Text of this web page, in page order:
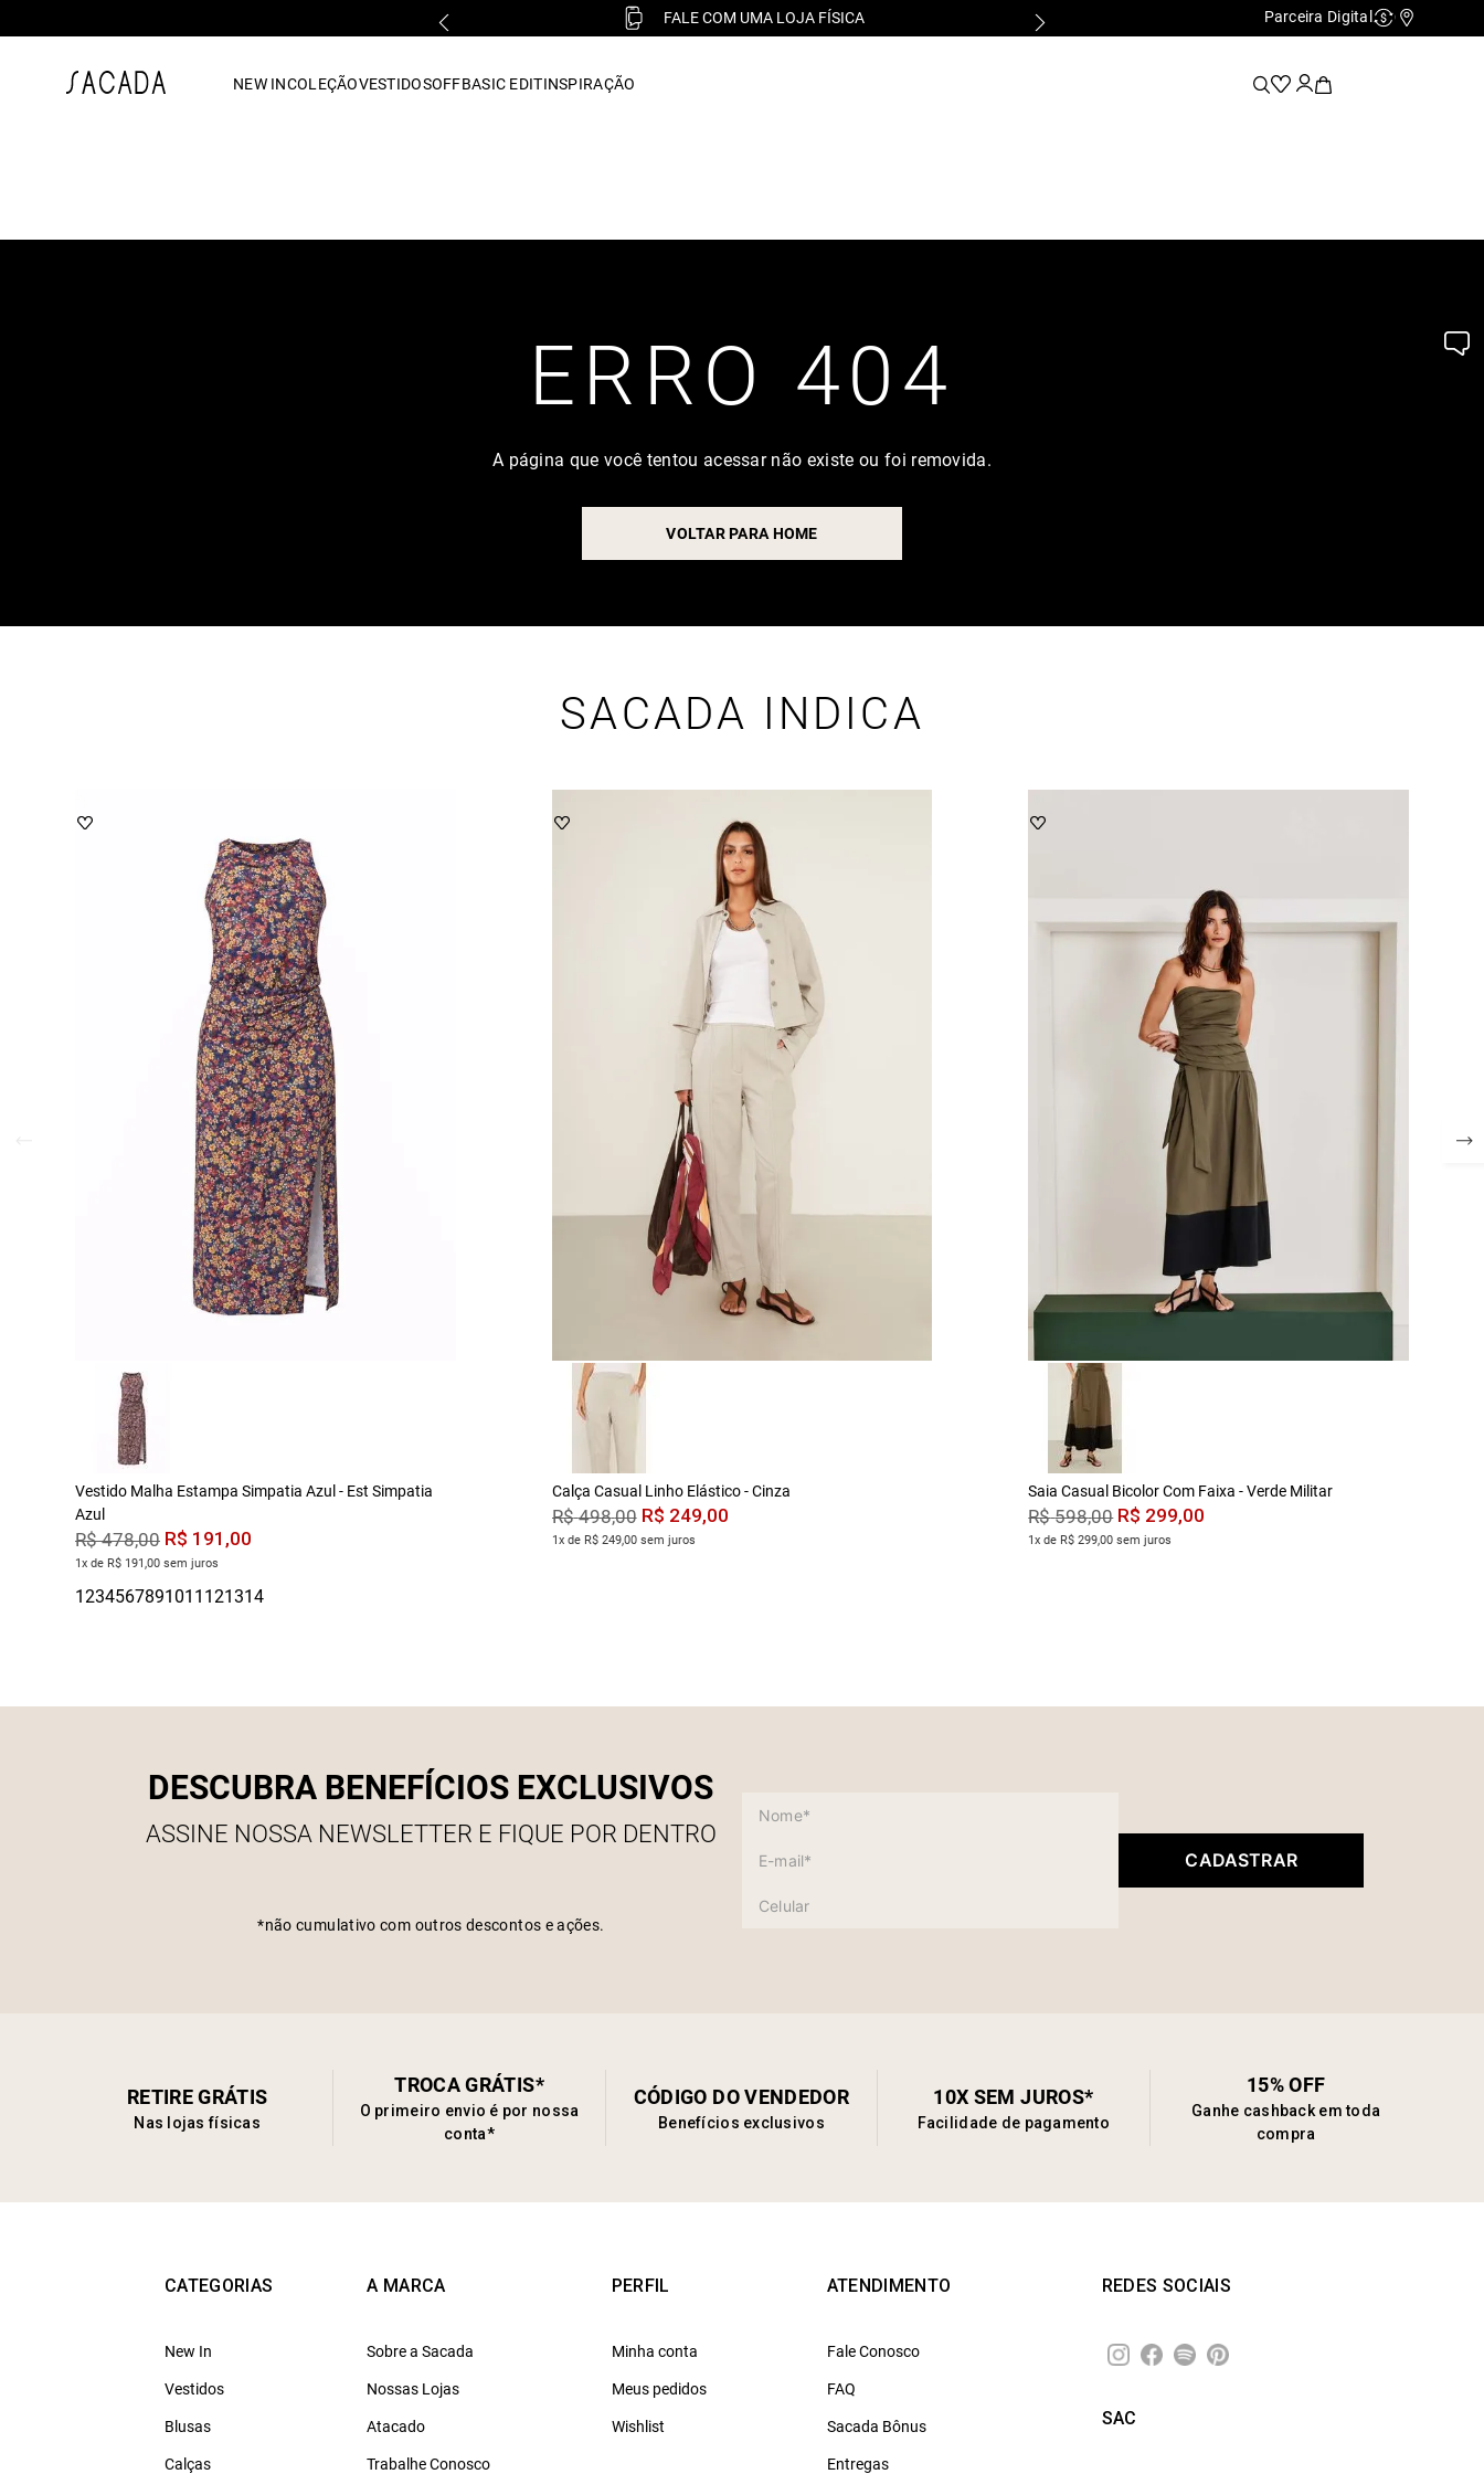
FALE COM UMA LOJA FÍSICA Parceira Digital Cashback
NEW INCOLEÇÃOVESTIDOSOFFBASIC EDITINSPIRAÇÃO
ERRO 404
A página que você tentou acessar não existe ou foi removida.
VOLTAR PARA HOME
SACADA INDICA
Vestido Malha Estampa Simpatia Azul - Est Simpatia
Azul
R$ 478,00 R$ 191 ,00
1x de R$ 191,00 sem juros
Calça Casual Linho Elástico - Cinza
R$ 498,00 R$ 249,00
1x de R$ 249,00 sem juros
Saia Casual Bicolor Com Faixa - Verde Militar
R$ 598,00 R$ 299,00
1x de R$ 299,00 sem juros
DESCUBRA BENEFÍCIOS EXCLUSIVOS
ASSINE NOSSA NEWSLETTER E FIQUE POR DENTRO
*não cumulativo com outros descontos e ações.
CADASTRAR
RETIRE GRÁTIS
Nas lojas físicas
TROCA GRÁTIS*
O primeiro envio é por nossa
conta*
CÓDIGO DO VENDEDOR
Benefícios exclusivos
10X SEM JUROS*
Facilidade de pagamento
15% OFF
Ganhe cashback em toda
compra
CATEGORIAS
New In
Vestidos
Blusas
Calças
A MARCA
Sobre a Sacada
Nossas Lojas
Atacado
Trabalhe Conosco
PERFIL
Minha conta
Meus pedidos
Wishlist
ATENDIMENTO
Fale Conosco
FAQ
Sacada Bônus
Entregas
REDES SOCIAIS
SAC
vestido midi
7º macacão